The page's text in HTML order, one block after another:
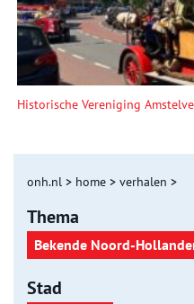
Historische Vereniging
onh.nl > home > verhalen >
Thema
Bekende Noord-
Stad